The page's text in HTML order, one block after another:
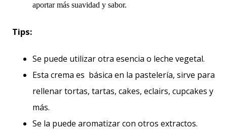
aportar más suavidad y sabor.
Tips:
Se puede utilizar otra esencia o leche vegetal.
Esta crema es básica en la pastelería, sirve para
rellenar tortas, tartas, cakes, eclairs, cupcakes y
más.
Se la puede aromatizar con otros extractos.